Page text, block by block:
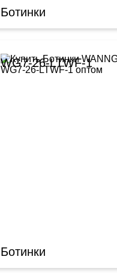
Ботинки
WG7-26-LTWF-1
Ботинки